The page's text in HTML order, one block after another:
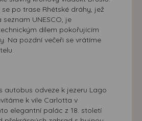
se po trase Rhétské dráhy, jež
UNESCO, je
dílem pokořujícím
Na pozdní večeři se vrátíme
autobus odveze k jezeru Lago
k vile Carlotta v
elegantní palác z 18. století